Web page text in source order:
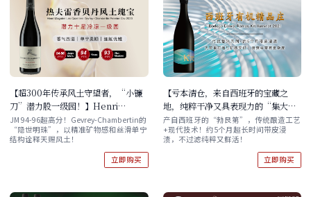
【超300年传承风土守望者，“小镰
刀”潜力股一级园！】Henri
Magnien Les Cazetiers Gevrey-
Chambertin Premier Cru 2023
JM 94-96超高分！Gevrey-Chambertin的
“隐世明珠”，以精准矿物感和丝滑单宁
结构诠释天赐风土！
立即购买
【亏本清仓，来自西班牙的宝藏之
地，纯粹干净又具表现力的“集大成
者”】Bodega Daniel Ramos Kπ
Iluminat 单支/双支
产自西班牙的“勃艮第”，传统酿造工艺
+现代技术！约5个月超长时间带皮浸
渍，不过滤纯粹又鲜活！
立即购买